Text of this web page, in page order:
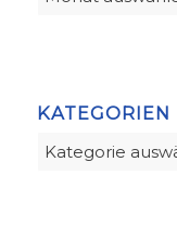
KATEGORIEN
Kategorien